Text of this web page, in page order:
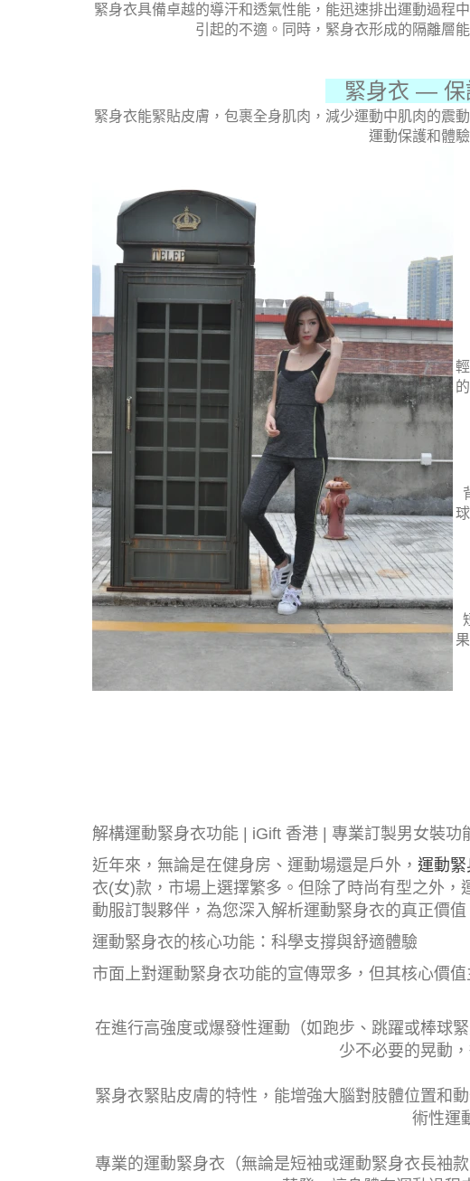
緊身衣具備卓越的導汗和透氣性能，能迅速排出運動過程
引起的不適。同時，緊身衣形成的隔離層
緊身衣 —
緊身衣能緊貼皮膚，包裹全身肌肉，減少運動中肌肉的震
運動保護和體驗
解構運動緊身衣功能 | iGift 香港 | 專業訂製男女裝功
近年來，無論是在健身房、運動場還是戶外， 運動緊
衣(女)款，市場上選擇繁多。但除了時尚有型之外
動服訂製夥伴，為您深入解析運動緊身衣的真正價值
運動緊身衣的核心功能：科學支撐與舒適體驗
市面上對運動緊身衣功能的宣傳眾多，但其核心價
在進行高強度或爆發性運動（如跑步、跳躍或棒球
少不必要的晃動
緊身衣緊貼皮膚的特性，能增強大腦對肢體位置和
術性運
專業的運動緊身衣（無論是短袖或運動緊身衣長袖